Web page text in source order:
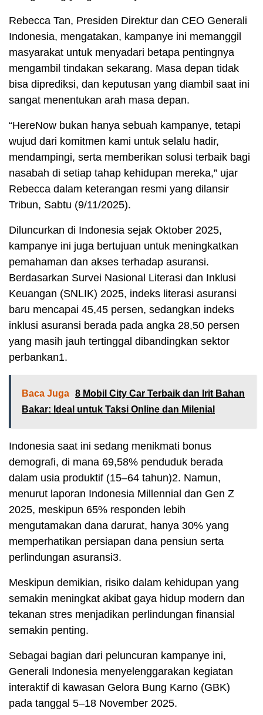
Rebecca Tan, Presiden Direktur dan CEO Generali
Indonesia, mengatakan, kampanye ini memanggil
masyarakat untuk menyadari betapa pentingnya
mengambil tindakan sekarang. Masa depan tidak
bisa diprediksi, dan keputusan yang diambil saat ini
sangat menentukan arah masa depan.
“HereNow bukan hanya sebuah kampanye, tetapi
wujud dari komitmen kami untuk selalu hadir,
mendampingi, serta memberikan solusi terbaik bagi
nasabah di setiap tahap kehidupan mereka,” ujar
Rebecca dalam keterangan resmi yang dilansir
Tribun, Sabtu (9/11/2025).
Diluncurkan di Indonesia sejak Oktober 2025,
kampanye ini juga bertujuan untuk meningkatkan
pemahaman dan akses terhadap asuransi.
Berdasarkan Survei Nasional Literasi dan Inklusi
Keuangan (SNLIK) 2025, indeks literasi asuransi
baru mencapai 45,45 persen, sedangkan indeks
inklusi asuransi berada pada angka 28,50 persen
yang masih jauh tertinggal dibandingkan sektor
perbankan1.
Baca Juga 8 Mobil City Car Terbaik dan Irit Bahan
Bakar: Ideal untuk Taksi Online dan Milenial
Indonesia saat ini sedang menikmati bonus
demografi, di mana 69,58% penduduk berada
dalam usia produktif (15–64 tahun)2. Namun,
menurut laporan Indonesia Millennial dan Gen Z
2025, meskipun 65% responden lebih
mengutamakan dana darurat, hanya 30% yang
memperhatikan persiapan dana pensiun serta
perlindungan asuransi3.
Meskipun demikian, risiko dalam kehidupan yang
semakin meningkat akibat gaya hidup modern dan
tekanan stres menjadikan perlindungan finansial
semakin penting.
Sebagai bagian dari peluncuran kampanye ini,
Generali Indonesia menyelenggarakan kegiatan
interaktif di kawasan Gelora Bung Karno (GBK)
pada tanggal 5–18 November 2025.